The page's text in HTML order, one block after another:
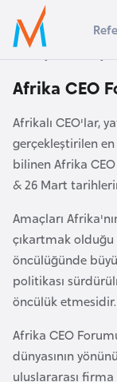
Ülke Seçimi
Başvuru yapmak
Üye
Girişi
Anasayfa
Afrika CEO
Afrikalı CEO'lar,
gerçekleştirilen
bilinen Afrika
& 26 Mart
Amaçları
çıkartmak
öncülüğünde
politikası
öncülük etmesidir.
Afrika CEO
dünyasının
uluslararası
s
t
a
y
a
v
u
s
t
u
y
a